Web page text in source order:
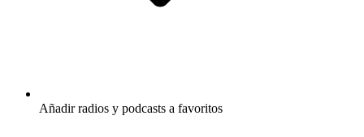
Añadir radios y podcasts a favoritos